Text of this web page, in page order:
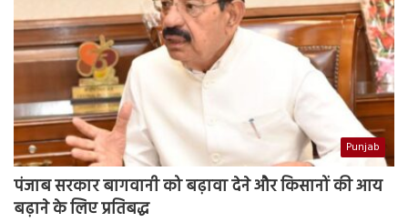
Punjab
पंजाब सरकार बागवानी को बढ़ावा देने और किसानों की आय
बढ़ाने के लिए प्रतिबद्ध